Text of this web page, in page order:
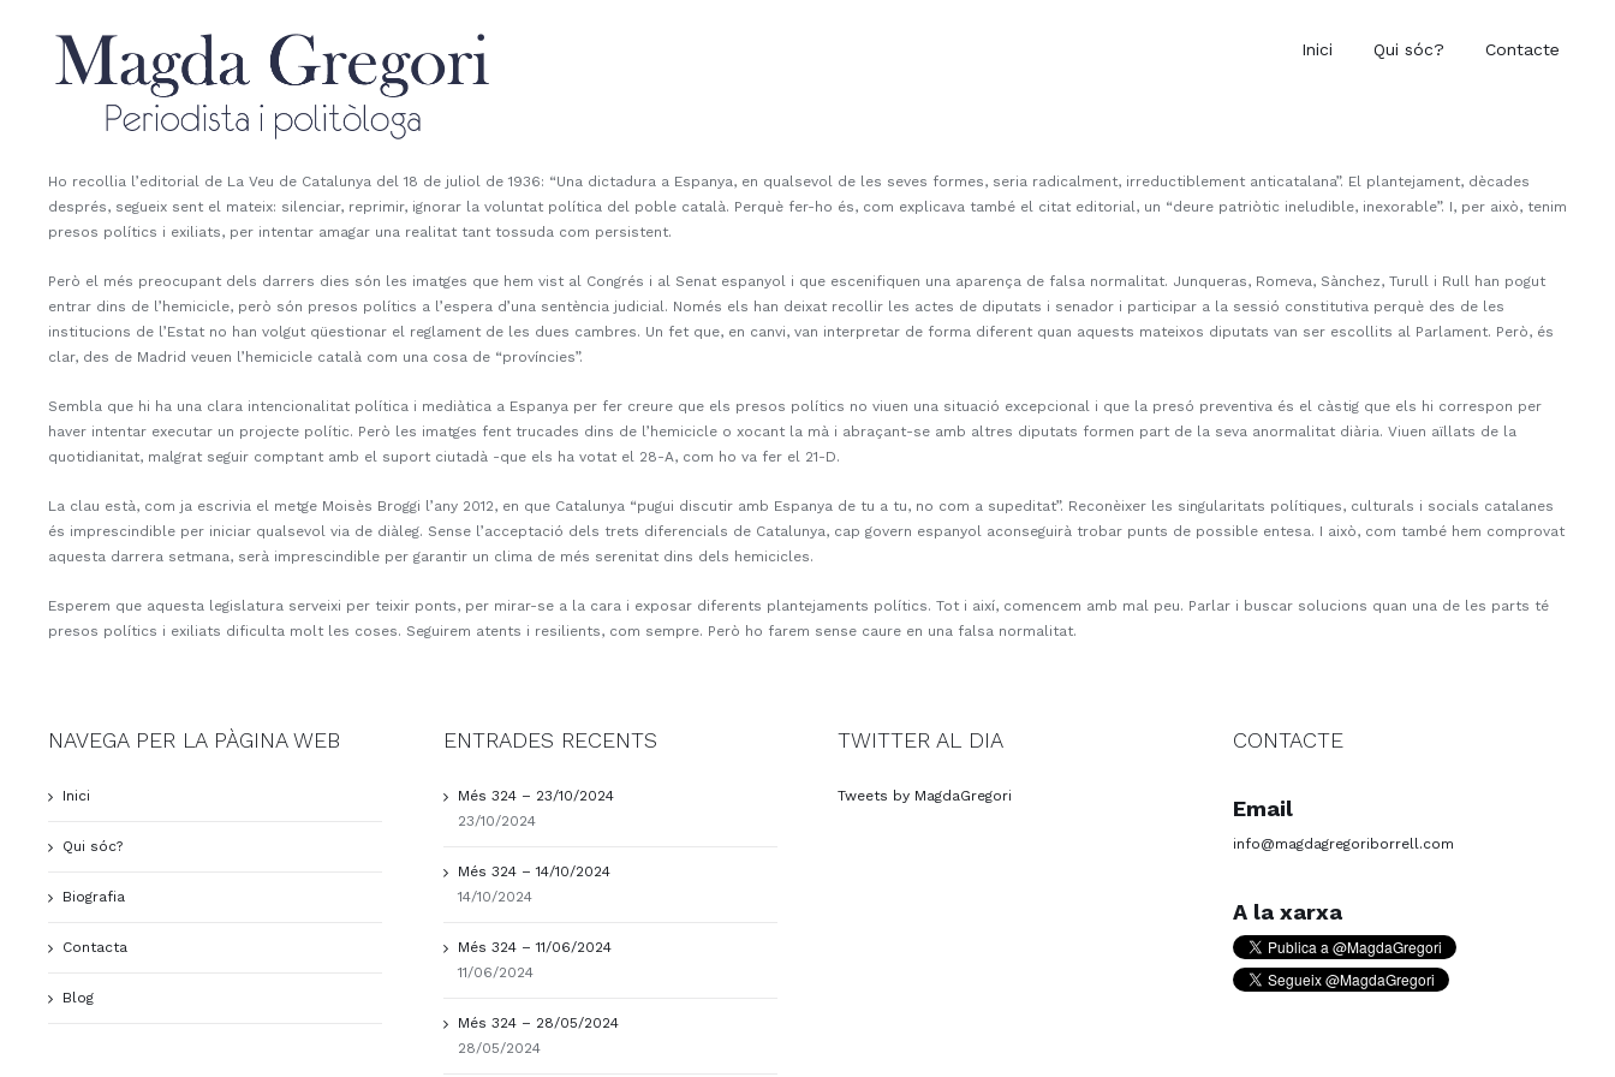
Inici Qui sóc? Contacte
Ho recollia l’editorial de La Veu de Catalunya del 18 de juliol de 1936: “Una dictadura a Espanya, en qualsevol de les seves formes, seria radicalment, irreductiblement anticatalana”. El plantejament, dècades
després, segueix sent el mateix: silenciar, reprimir, ignorar la voluntat política del poble català. Perquè fer-ho és, com explicava també el citat editorial, un “deure patriòtic ineludible, inexorable”. I, per això, tenim
presos polítics i exiliats, per intentar amagar una realitat tant tossuda com persistent.
Però el més preocupant dels darrers dies són les imatges que hem vist al Congrés i al Senat espanyol i que escenifiquen una aparença de falsa normalitat. Junqueras, Romeva, Sànchez, Turull i Rull han pogut
entrar dins de l’hemicicle, però són presos polítics a l’espera d’una sentència judicial. Només els han deixat recollir les actes de diputats i senador i participar a la sessió constitutiva perquè des de les
institucions de l’Estat no han volgut qüestionar el reglament de les dues cambres. Un fet que, en canvi, van interpretar de forma diferent quan aquests mateixos diputats van ser escollits al Parlament. Però, és
clar, des de Madrid veuen l’hemicicle català com una cosa de “províncies”.
Sembla que hi ha una clara intencionalitat política i mediàtica a Espanya per fer creure que els presos polítics no viuen una situació excepcional i que la presó preventiva és el càstig que els hi correspon per
haver intentar executar un projecte polític. Però les imatges fent trucades dins de l’hemicicle o xocant la mà i abraçant-se amb altres diputats formen part de la seva anormalitat diària. Viuen aïllats de la
quotidianitat, malgrat seguir comptant amb el suport ciutadà -que els ha votat el 28-A, com ho va fer el 21-D.
La clau està, com ja escrivia el metge Moisès Broggi l’any 2012, en que Catalunya “pugui discutir amb Espanya de tu a tu, no com a supeditat”. Reconèixer les singularitats polítiques, culturals i socials catalanes
és imprescindible per iniciar qualsevol via de diàleg. Sense l’acceptació dels trets diferencials de Catalunya, cap govern espanyol aconseguirà trobar punts de possible entesa. I això, com també hem comprovat
aquesta darrera setmana, serà imprescindible per garantir un clima de més serenitat dins dels hemicicles.
Esperem que aquesta legislatura serveixi per teixir ponts, per mirar-se a la cara i exposar diferents plantejaments polítics. Tot i així, comencem amb mal peu. Parlar i buscar solucions quan una de les parts té
presos polítics i exiliats dificulta molt les coses. Seguirem atents i resilients, com sempre. Però ho farem sense caure en una falsa normalitat.
NAVEGA PER LA PÀGINA WEB
Inici
Qui sóc?
Biografia
Contacta
Blog
ENTRADES RECENTS
Més 324 – 23/10/2024
23/10/2024
Més 324 – 14/10/2024
14/10/2024
Més 324 – 11/06/2024
11/06/2024
Més 324 – 28/05/2024
28/05/2024
TWITTER AL DIA
Tweets by MagdaGregori
CONTACTE
Email
info@magdagregoriborrell.com
A la xarxa